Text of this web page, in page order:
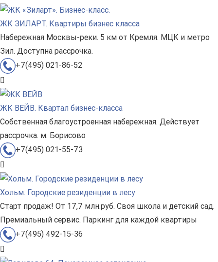
ЖК ЗИЛАРТ. Квартиры бизнес класса
Набережная Москвы-реки. 5 км от Кремля. МЦК и метро
Зил. Доступна рассрочка.
+7(495) 021-86-52
ЖК ВЕЙВ. Квартал бизнес-класса
Собственная благоустроенная набережная. Действует
рассрочка. м. Борисово
+7(495) 021-55-73
Хольм. Городские резиденции в лесу
Старт продаж! От 17,7 млн.руб. Своя школа и детский сад.
Премиальный сервис. Паркинг для каждой квартиры
+7(495) 492-15-36